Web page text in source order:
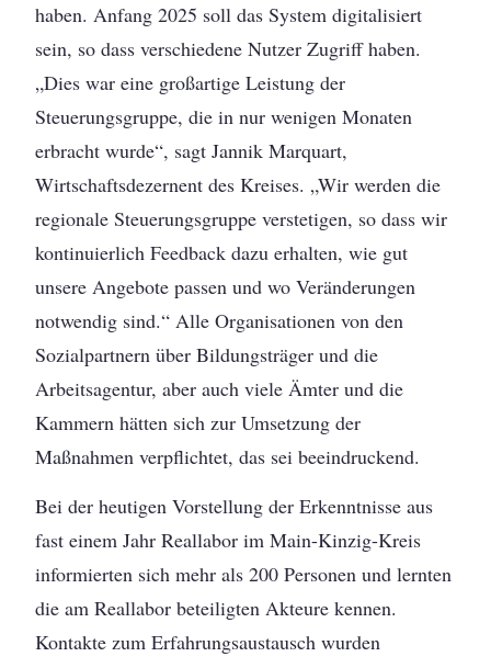
haben. Anfang 2025 soll das System digitalisiert
sein, so dass verschiedene Nutzer Zugriff haben.
„Dies war eine großartige Leistung der
Steuerungsgruppe, die in nur wenigen Monaten
erbracht wurde“, sagt Jannik Marquart,
Wirtschaftsdezernent des Kreises. „Wir werden die
regionale Steuerungsgruppe verstetigen, so dass wir
kontinuierlich Feedback dazu erhalten, wie gut
unsere Angebote passen und wo Veränderungen
notwendig sind.“ Alle Organisationen von den
Sozialpartnern über Bildungsträger und die
Arbeitsagentur, aber auch viele Ämter und die
Kammern hätten sich zur Umsetzung der
Maßnahmen verpflichtet, das sei beeindruckend.
Bei der heutigen Vorstellung der Erkenntnisse aus
fast einem Jahr Reallabor im Main-Kinzig-Kreis
informierten sich mehr als 200 Personen und lernten
die am Reallabor beteiligten Akteure kennen.
Kontakte zum Erfahrungsaustausch wurden